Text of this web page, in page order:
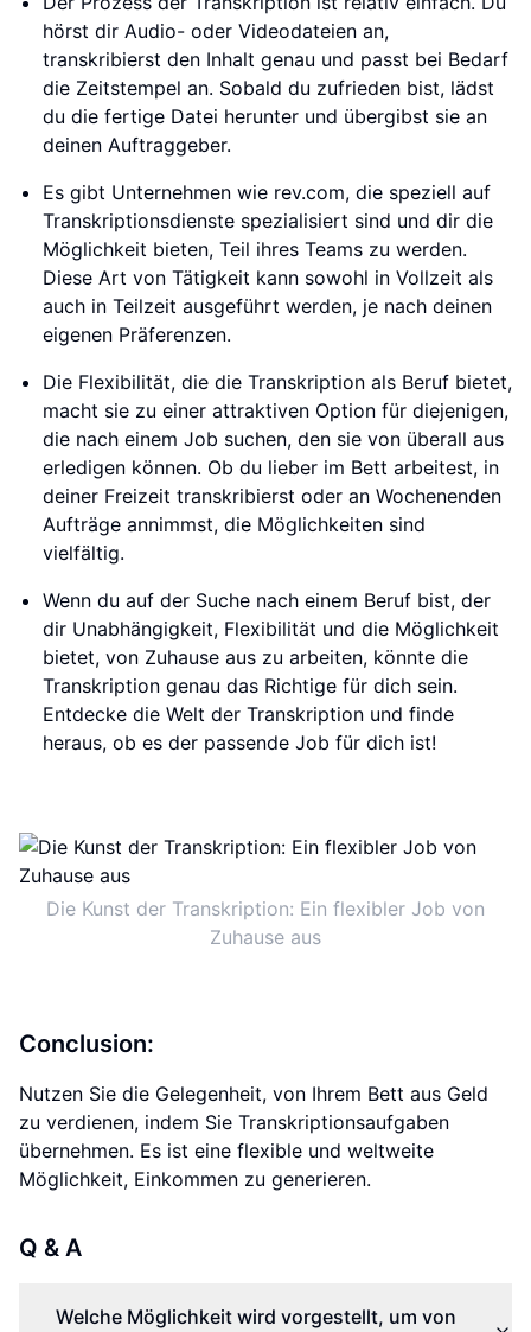
hörst dir Audio- oder Videodateien an,
transkribierst den Inhalt genau und passt bei Bedarf
die Zeitstempel an. Sobald du zufrieden bist, lädst
du die fertige Datei herunter und übergibst sie an
deinen Auftraggeber.
Es gibt Unternehmen wie rev.com, die speziell auf
Transkriptionsdienste spezialisiert sind und dir die
Möglichkeit bieten, Teil ihres Teams zu werden.
Diese Art von Tätigkeit kann sowohl in Vollzeit als
auch in Teilzeit ausgeführt werden, je nach deinen
eigenen Präferenzen.
Die Flexibilität, die die Transkription als Beruf bietet,
macht sie zu einer attraktiven Option für diejenigen,
die nach einem Job suchen, den sie von überall aus
erledigen können. Ob du lieber im Bett arbeitest, in
deiner Freizeit transkribierst oder an Wochenenden
Aufträge annimmst, die Möglichkeiten sind
vielfältig.
Wenn du auf der Suche nach einem Beruf bist, der
dir Unabhängigkeit, Flexibilität und die Möglichkeit
bietet, von Zuhause aus zu arbeiten, könnte die
Transkription genau das Richtige für dich sein.
Entdecke die Welt der Transkription und finde
heraus, ob es der passende Job für dich ist!
Die Kunst der Transkription: Ein flexibler Job von
Zuhause aus
Conclusion:
Nutzen Sie die Gelegenheit, von Ihrem Bett aus Geld
zu verdienen, indem Sie Transkriptionsaufgaben
übernehmen. Es ist eine flexible und weltweite
Möglichkeit, Einkommen zu generieren.
Q & A
Welche Möglichkeit wird vorgestellt, um von